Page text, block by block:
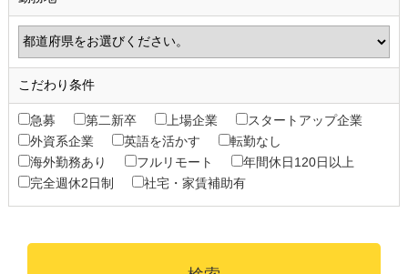
こだわり条件
急募 第二新卒 上場企業
スタートアップ企業
外資系企業
英語を活かす
転勤なし
海外勤務あり
フルリモート
年間休日120日以上
完全週休2日制
社宅・家賃補助有